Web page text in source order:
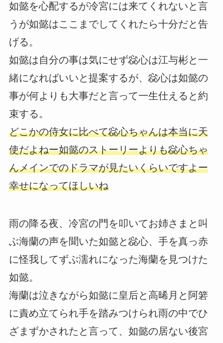
如懿を心配するが冷宮には来てくれないと言
うが如懿はここまでしてくれたら十分だと告
げる。
如懿は自分の事は気にせず惢心は江与彬と一
緒になればいいと提案するが、惢心は如懿の
事が何よりも大事だと言って一生仕えると約
束する。
どこかの侍女に比べて惢心ちゃんは本当に天
使だよねー如懿のストーリーよりも惢心ちゃ
んメインでのドラマが見たいくらいですよー
幸せになってほしいね
雨の降る夜、冷宮の門を叩いてお姉さまと叫
ぶ海蘭の声を聞いた如懿と惢心、手を真っ赤
に怪我してずぶ濡れになった海蘭を見つけた
如懿。
海蘭は泣きながら如懿に皇后と高晞月と阿箬
に責め立てられ手を踏みつけられ雨の中でひ
ざまずかされたと言って、如懿の居ない後宮